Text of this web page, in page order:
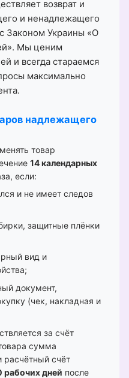
возврат и
и ненадлежащего
Законом Украины «О
Мы ценим
и всегда стараемся
максимально
надлежащего
товар
14 календарных
если:
и не имеет следов
защитные плёнки
вид и
документ,
(чек, накладная и
за счёт
сумма
расчётный счёт
рабочих дней после